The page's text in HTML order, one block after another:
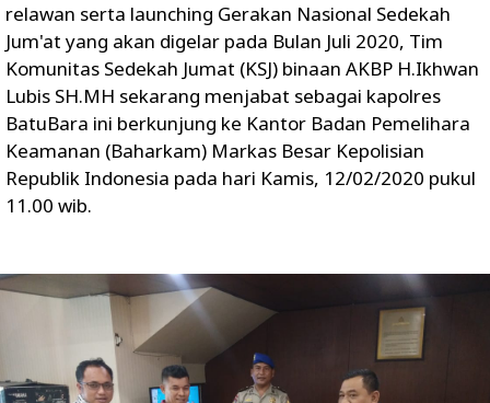
relawan serta launching Gerakan Nasional Sedekah
Jum'at yang akan digelar pada Bulan Juli 2020, Tim
Komunitas Sedekah Jumat (KSJ) binaan AKBP H.Ikhwan
Lubis SH.MH sekarang menjabat sebagai kapolres
BatuBara ini berkunjung ke Kantor Badan Pemelihara
Keamanan (Baharkam) Markas Besar Kepolisian
Republik Indonesia pada hari Kamis, 12/02/2020 pukul
11.00 wib.